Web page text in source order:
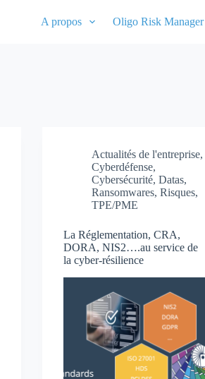
A propos Oligo Risk Manager
Actualités de l'entreprise,
Cyberdéfense,
Cybersécurité,Datas,
Ransomwares,Risques,
TPE/PME
La Réglementation, CRA,
DORA, NIS2….au service de
la cyber-résilience